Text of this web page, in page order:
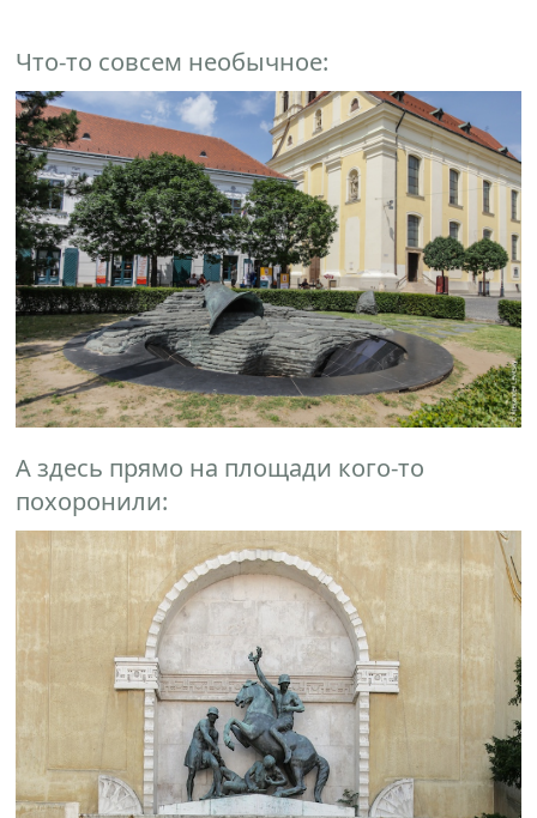
Что-то совсем необычное:
А здесь прямо на площади кого-то
похоронили: